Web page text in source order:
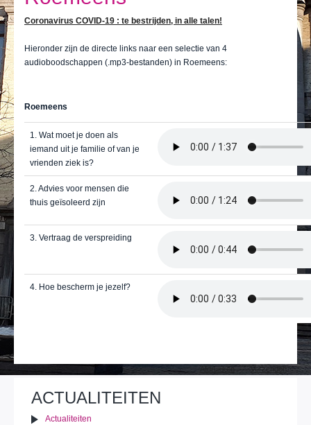
Publicaties
Actualiteiten
Actu
Coronavirus COVID-19 : te bestrijden, in alle talen!
Hieronder zijn de directe links naar een selectie van 4
audioboodschappen (.mp3-bestanden) in Roemeens:
Roemeens
1. Wat moet je doen als
iemand uit je familie of van je
vrienden ziek is?
2. Advies voor mensen die
thuis geïsoleerd zijn
3. Vertraag de verspreiding
4. Hoe bescherm je jezelf?
acties
Afdrukken Verzenden
ACTUALITEITEN
Actualiteiten